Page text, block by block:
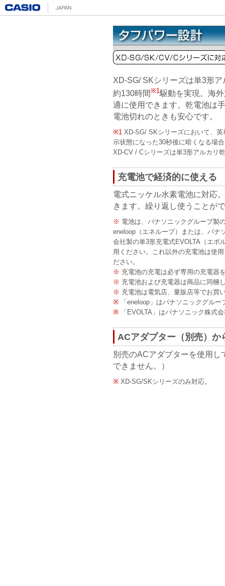
XD-SG/ SKシリーズは単3形
約130時間※1駆動を実現。海
適に使用できます。乾電池は
電池切れのときも安心です。
※1 XD-SG/ SKシリーズにおいて、
示状態になった30秒後に暗くなる場
XD-CV / Cシリーズは単3形アルカリ
充電池で経済的に使える
電式ニッケル水素電池に対応
きます。繰り返し使うことが
※ 電池は、パナソニックグループ製
eneloop（エネループ）または、パナ
会社製の単3形充電式EVOLTA（エボ
用ください。これ以外の充電池は使
ださい。
※ 充電池の充電は必ず専用の充電器
※ 充電池および充電器は商品に同梱
※ 充電池は電気店、量販店等でお買
※ 「eneloop」はパナソニックグルー
※ 「EVOLTA」はパナソニック株式
ACアダプター（別売）か
別売のACアダプターを使用
できません。）
※ XD-SG/SKシリーズのみ対応。